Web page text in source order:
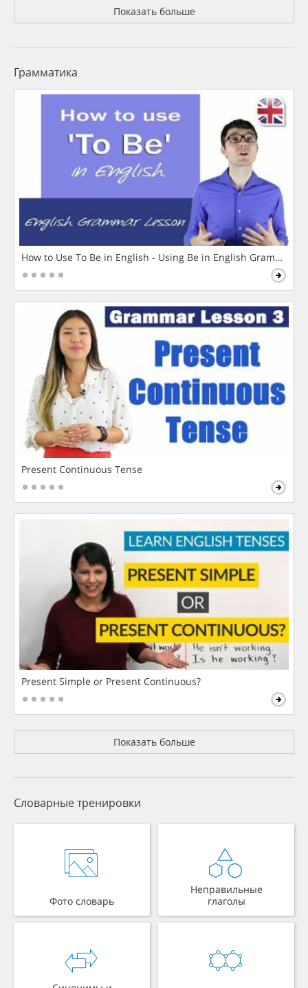
Показать больше
Грамматика
How to Use To Be in English - Using Be in English Grammar
Present Continuous Tense
Present Simple or Present Continuous?
Показать больше
Словарные тренировки
Фото словарь
Неправильные
глаголы